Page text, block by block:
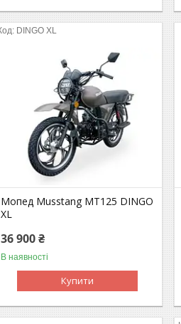
DINGO XL
Мопед Musstang МТ125 DINGO
XL
36 900 ₴
В наявності
Купити